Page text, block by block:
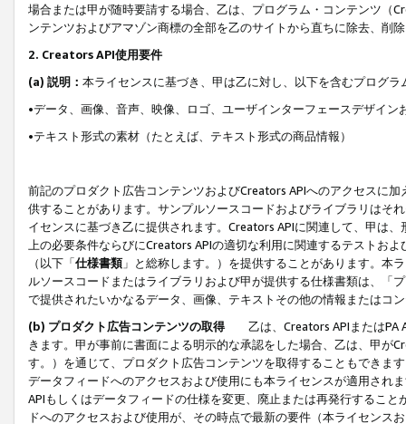
場合または甲が随時要請する場合、乙は、プログラム・コンテンツ（
ンテンツおよびアマゾン商標の全部を乙のサイトから直ちに除去、削
2. Creators API使用要件
(a) 説明： 本ライセンスに基づき、甲は乙に対し、以下を含むプログ
•データ、画像、音声、映像、ロゴ、ユーザインターフェースデザイ
•テキスト形式の素材（たとえば、テキスト形式の商品情報）
前記のプロダクト広告コンテンツおよびCreators APIへのアクセスに
供することがあります。サンプルソースコードおよびライブラリはそ
イセンスに基づき乙に提供されます。Creators APIに関連して、甲は
上の必要条件ならびにCreators APIの適切な利用に関連するテストお
（以下「仕様書類」と総称します。）を提供することがあります。本
ルソースコードまたはライブラリおよび甲が提供する仕様書類は、「
で提供されたいかなるデータ、画像、テキストその他の情報またはコ
(b) プロダクト広告コンテンツの取得
乙は、Creators APIまたはPA
きます。甲が事前に書面による明示的な承認をした場合、乙は、甲が
す。）を通じて、プロダクト広告コンテンツを取得することもできま
データフィードへのアクセスおよび使用にも本ライセンスが適用され
APIもしくはデータフィードの仕様を変更、廃止または再発行するこ
ドへのアクセスおよび使用が、その時点で最新の要件（本ライセン